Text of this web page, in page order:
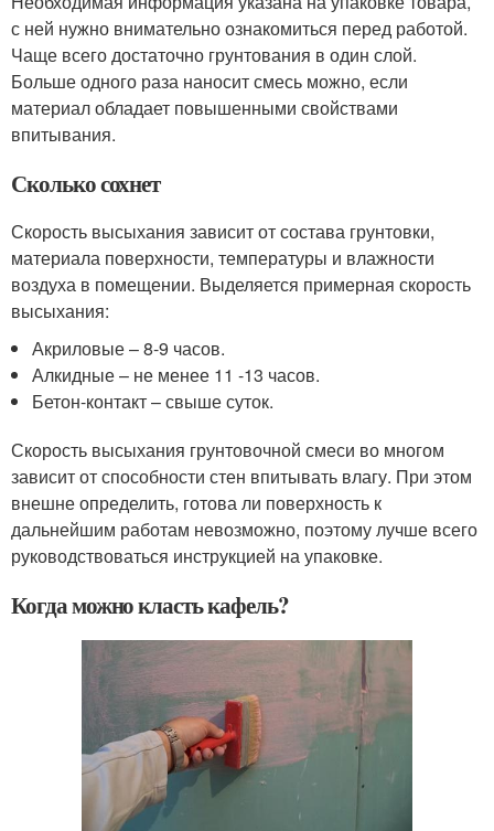
с ней нужно внимательно ознакомиться перед работой.
Чаще всего достаточно грунтования в один слой.
Больше одного раза наносит смесь можно, если
материал обладает повышенными свойствами
впитывания.
Сколько сохнет
Скорость высыхания зависит от состава грунтовки,
материала поверхности, температуры и влажности
воздуха в помещении. Выделяется примерная скорость
высыхания:
Акриловые – 8-9 часов.
Алкидные – не менее 11 -13 часов.
Бетон-контакт – свыше суток.
Скорость высыхания грунтовочной смеси во многом
зависит от способности стен впитывать влагу. При этом
внешне определить, готова ли поверхность к
дальнейшим работам невозможно, поэтому лучше всего
руководствоваться инструкцией на упаковке.
Когда можно класть кафель?